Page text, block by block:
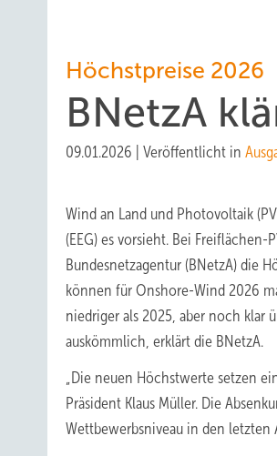
Höchstpreise 2026
BNetzA
09.01.2026 Veröffentlicht in
Wind an Land und Photovoltaik
(EEG) es vorsieht. Bei
Bundesnetzagentur (BNetzA) die
können für Onshore-Wind 2026
niedriger als 2025, aber noch klar
auskömmlich, erklärt die BNetzA.
„Die neuen Höchstwerte setzen
Präsident Klaus Müller. Die
Wettbewerbsniveau in den letzten